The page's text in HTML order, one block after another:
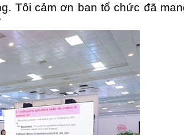
Tôi cảm ơn ban tổ chức đã